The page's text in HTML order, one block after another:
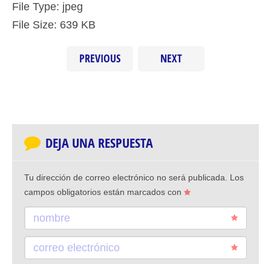
File Type: jpeg
File Size: 639 KB
PREVIOUS NEXT
DEJA UNA RESPUESTA
Tu dirección de correo electrónico no será publicada. Los
campos obligatorios están marcados con
nombre
correo electrónico